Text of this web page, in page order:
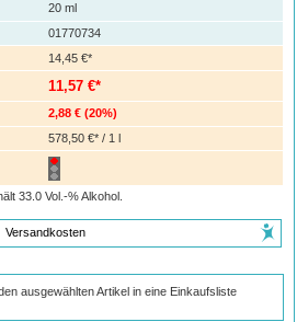
20 ml
01770734
14,45 €*
11,57 €*
2,88 € (20%)
578,50 €* / 1 l
33.0 Vol.-% Alkohol.
Versandkosten
ausgewählten Artikel in eine Einkaufsliste